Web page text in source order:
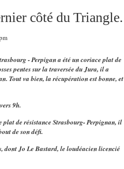
côté du Triangle.
- Perpigan a été un coriace plat de
pentes sur la traversée du Jura, il a
Tout va bien, la récupération est bonne, et
9h.
de résistance Strasbourg- Perpignan, il
de son défi.
dont Jo Le Bastard, le loudéacien licencié